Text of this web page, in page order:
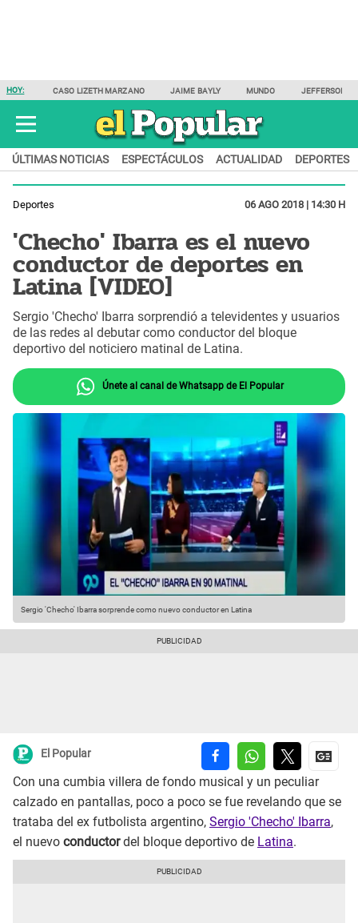
HOY: CASO LIZETH MARZANO JAIME BAYLY MUNDO JEFFERSON
ÚLTIMAS NOTICIAS ESPECTÁCULOS ACTUALIDAD DEPORTES
Deportes 06 AGO 2018 | 14:30 H
'Checho' Ibarra es el nuevo
conductor de deportes en
Latina [VIDEO]
Sergio 'Checho' Ibarra sorprendió a televidentes y usuarios
de las redes al debutar como conductor del bloque
deportivo del noticiero matinal de Latina.
Únete al canal de Whatsapp de El Popular
Sergio 'Checho' Ibarra sorprende como nuevo conductor en Latina
El Popular
Con una cumbia villera de fondo musical y un peculiar
calzado en pantallas, poco a poco se fue revelando que se
trataba del ex futbolista argentino, Sergio 'Checho' Ibarra,
el nuevo conductordel bloque deportivo de Latina.